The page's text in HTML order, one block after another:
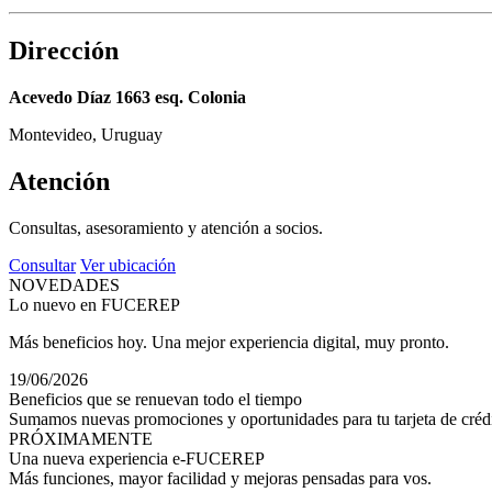
Dirección
Acevedo Díaz 1663 esq. Colonia
Montevideo, Uruguay
Atención
Consultas, asesoramiento y atención a socios.
Consultar Ver ubicación
NOVEDADES
Lo nuevo en FUCEREP
Más beneficios hoy. Una mejor experiencia digital, muy pronto.
19/06/2026
Beneficios que se renuevan todo el tiempo
Sumamos nuevas promociones y oportunidades para tu tarjeta de
PRÓXIMAMENTE
Una nueva experiencia e-FUCEREP
Más funciones, mayor facilidad y mejoras pensadas para vos.